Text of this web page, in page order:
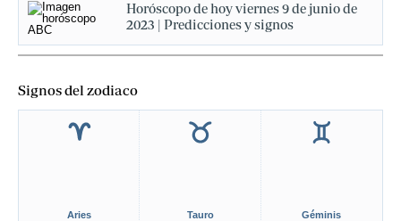
Horóscopo de hoy viernes 9 de junio de
2023 | Predicciones y signos
Signos del zodiaco
Aries Tauro Géminis